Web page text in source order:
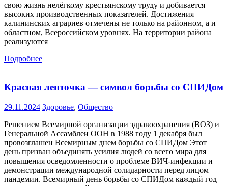
свою жизнь нелёгкому крестьянскому труду и добивается
высоких производственных показателей. Достижения
калининских аграриев отмечены не только на районном, а и
областном, Всероссийском уровнях. На территории района
реализуются
Подробнее
Красная ленточка — символ борьбы со СПИДом
29.11.2024 Здоровье, Общество
Решением Всемирной организации здравоохранения (ВОЗ) и
Генеральной Ассамблеи ООН в 1988 году 1 декабря был
провозглашен Всемирным днем борьбы со СПИДом Этот
день призван объединять усилия людей со всего мира для
повышения осведомленности о проблеме ВИЧ-инфекции и
демонстрации международной солидарности перед лицом
пандемии. Всемирный день борьбы со СПИДом каждый год